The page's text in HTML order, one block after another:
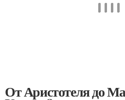
От Аристотеля до